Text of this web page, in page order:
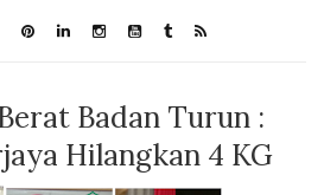
Badan Turun :
Hilangkan 4 KG